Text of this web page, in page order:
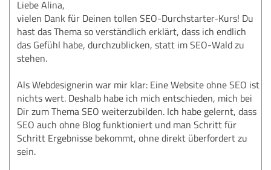
Liebe Alina,
vielen Dank für Deinen tollen SEO-Durchstarter-Kurs! Du
hast das Thema so verständlich erklärt, dass ich endlich
das Gefühl habe, durchzublicken, statt im SEO-Wald zu
stehen.
Als Webdesignerin war mir klar: Eine Website ohne SEO ist
nichts wert. Deshalb habe ich mich entschieden, mich bei
Dir zum Thema SEO weiterzubilden. Ich habe gelernt, dass
SEO auch ohne Blog funktioniert und man Schritt für
Schritt Ergebnisse bekommt, ohne direkt überfordert zu
sein.